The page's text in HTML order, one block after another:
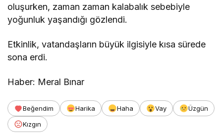
oluşurken, zaman zaman kalabalık sebebiyle
yoğunluk yaşandığı gözlendi.
Etkinlik, vatandaşların büyük ilgisiyle kısa sürede
sona erdi.
Haber: Meral Bınar
Beğendim Harika Haha Vay
Üzgün
Kızgın